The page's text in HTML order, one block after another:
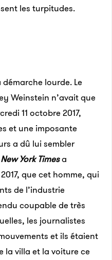
les turpitudes.
lourde. Le
Weinstein n’avait que
11 octobre 2017,
et une imposante
a dû lui sembler
New York Timesa
que cet homme, qui
de l’industrie
coupable de très
les journalistes
et ils étaient
la villa et la voiture ce